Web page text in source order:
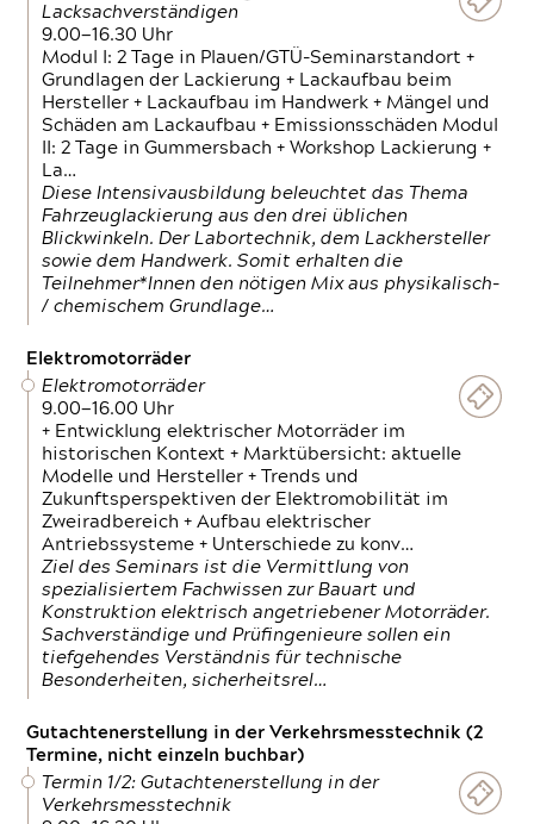
Lacksachverständigen
9.00—16.30 Uhr
Modul I: 2 Tage in Plauen/GTÜ-Seminarstandort +
Grundlagen der Lackierung + Lackaufbau beim
Hersteller + Lackaufbau im Handwerk + Mängel und
Schäden am Lackaufbau + Emissionsschäden Modul
II: 2 Tage in Gummersbach + Workshop Lackierung +
La…
Diese Intensivausbildung beleuchtet das Thema
Fahrzeuglackierung aus den drei üblichen
Blickwinkeln. Der Labortechnik, dem Lackhersteller
sowie dem Handwerk. Somit erhalten die
Teilnehmer*Innen den nötigen Mix aus physikalisch-
/ chemischem Grundlage…
Elektromotorräder
Elektromotorräder
9.00—16.00 Uhr
+ Entwicklung elektrischer Motorräder im
historischen Kontext + Marktübersicht: aktuelle
Modelle und Hersteller + Trends und
Zukunftsperspektiven der Elektromobilität im
Zweiradbereich + Aufbau elektrischer
Antriebssysteme + Unterschiede zu konv…
Ziel des Seminars ist die Vermittlung von
spezialisiertem Fachwissen zur Bauart und
Konstruktion elektrisch angetriebener Motorräder.
Sachverständige und Prüfingenieure sollen ein
tiefgehendes Verständnis für technische
Besonderheiten, sicherheitsrel…
Gutachtenerstellung in der Verkehrsmesstechnik (2
Termine, nicht einzeln buchbar)
Termin 1/2: Gutachtenerstellung in der
Verkehrsmesstechnik